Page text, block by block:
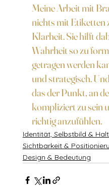
Meine Arbeit mit
nichts mit Etiketten
Klarheit. Sie hilft
Wahrheit so zu
getragen werden
und strategisch.
das der Punkt, an
kompliziert zu sein
richtig anzufühlen.
Identität, Selbstbild &
Sichtbarkeit &
Design & Bedeutung